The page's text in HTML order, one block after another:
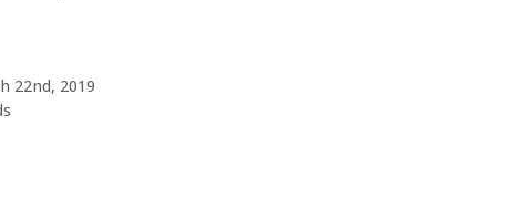
22nd, 2019